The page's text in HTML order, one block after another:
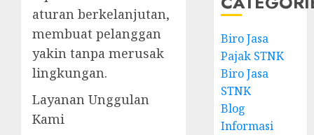
aturan berkelanjutan,
membuat pelanggan
yakin tanpa merusak
lingkungan.
Layanan Unggulan
Kami
Biro Jasa
Pajak STNK
Biro Jasa
STNK
Blog
Informasi